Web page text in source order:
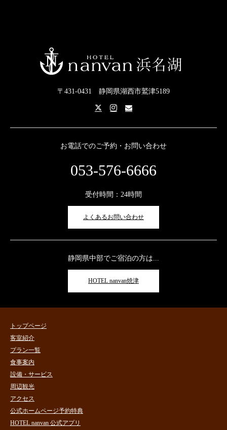
〒431-0431 静岡県湖西市鷲津5189
お電話でのご予約・お問い合わせ
053-576-6666
受付時間：24時間
よくあるお問い合わせ
静岡県中部でご宿泊の方は...
HOTEL nanvan焼津
トップページ
客室紹介
プラン一覧
食事案内
設備・サービス
周辺観光
アクセス
公式ホームページ予約特典
HOTEL nanvan 公式アプリ